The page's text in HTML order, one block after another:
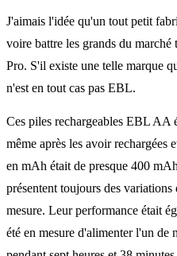
J'aimais l'idée qu'un tout petit
voire battre les grands du
Pro. S'il existe une telle marque
n'est en tout cas pas EBL.
Ces piles rechargeables EBL AA
même après les avoir rechargées
en mAh était de presque 400
présentent toujours des variations
mesure. Leur performance était
été en mesure d'alimenter l'un de